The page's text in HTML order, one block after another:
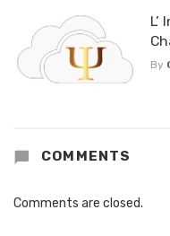
L’
By
COMMENTS
Comments are closed.